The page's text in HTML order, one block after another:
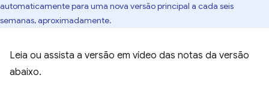
automaticamente para uma nova versão principal a cada seis
semanas, aproximadamente.
Leia ou assista a versão em vídeo das notas da versão
abaixo.